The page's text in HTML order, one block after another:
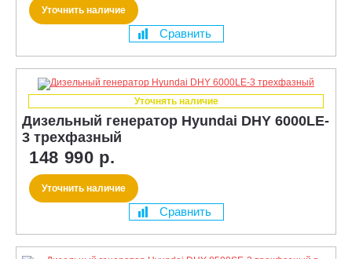
Уточнить наличие
Сравнить
Уточнять наличие
Дизельный генератор Hyundai DHY 6000LE-
3 трехфазный
148 990 р.
Уточнить наличие
Сравнить